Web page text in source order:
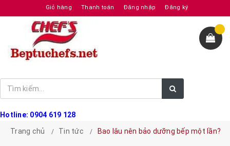
Giỏ hàng Thanh toán Đăng nhập Đăng ký
Hotline: 0904 619 128
Trang chủ
Tin tức Bao lâu nên bảo dưỡng bếp một lần?